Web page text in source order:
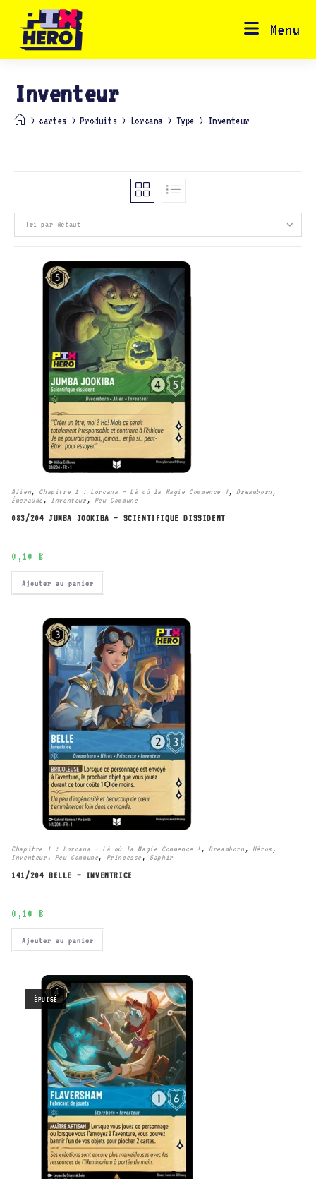
content
Menu
Inventeur
> cartes > Produits > Lorcana > Type > Inventeur
Tri par défaut
Alien, Chapitre 1 : Lorcana – Là où la Magie Commence !, Dreamborn ,
Émeraude , Inventeur , Peu Commune
083/204 JUMBA JOOKIBA – SCIENTIFIQUE DISSIDENT
0,10 €
Ajouter au panier
Chapitre 1 : Lorcana – Là où la Magie Commence ! , Dreamborn , Héros ,
Inventeur , Peu Commune, Princesse , Saphir
141/204 BELLE – INVENTRICE
0,10 €
Ajouter au panier
ÉPUISÉ